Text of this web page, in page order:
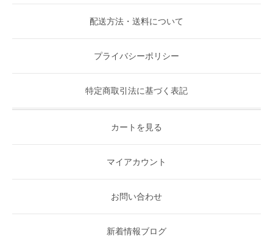
配送方法・送料について
プライバシーポリシー
特定商取引法に基づく表記
カートを見る
マイアカウント
お問い合わせ
新着情報ブログ